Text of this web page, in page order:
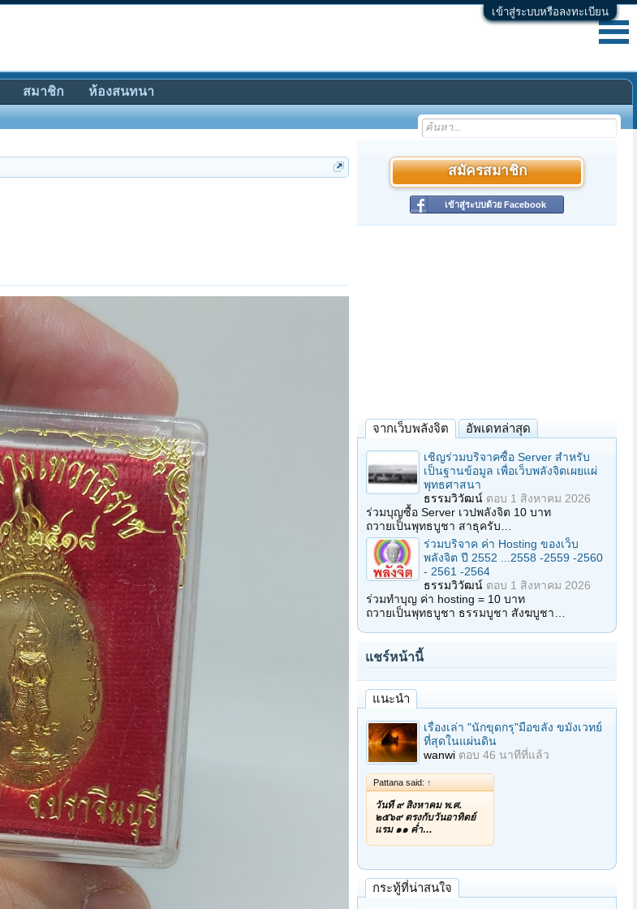
เข้าสู่ระบบหรือลงทะเบียน
สมัครสมาชิก
เข้าสู่ระบบด้วย Facebook
จากเว็บพลังจิต อัพเดทล่าสุด
เชิญร่วมบริจาคซื้อ Server สำหรับ
เป็นฐานข้อมูล เพื่อเว็บพลังจิตเผยแผ่
พุทธศาสนา
ธรรมวิวัฒน์ ตอบ 1 สิงหาคม 2026
ร่วมบุญซื้อ Server เวปพลังจิต 10 บาท
ถวายเป็นพุทธบูชา สาธุครับ…
ร่วมบริจาค ค่า Hosting ของเว็บ
พลังจิต ปี 2552 ...2558 -2559 -2560
- 2561 -2564
ธรรมวิวัฒน์ ตอบ 1 สิงหาคม 2026
ร่วมทำบุญ ค่า hosting = 10 บาท
ถวายเป็นพุทธบูชา ธรรมบูชา สังฆบูชา…
แชร์หน้านี้
แนะนำ
เรื่องเล่า "นักขุดกรุ"มือขลัง ขมังเวทย์
ที่สุดในแผ่นดิน
wanwi ตอบ 46 นาทีที่แล้ว
Pattana said: ↑
วันที่ ๙ สิงหาคม พ.ศ.
๒๕๖๙ ตรงกับวันอาทิตย์
แรม ๑๑ ค่ำ…
กระทู้ที่น่าสนใจ
สมาชิก ห้องสนทนา